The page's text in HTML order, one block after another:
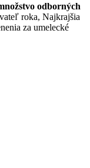
odborných
roka, Najkrajšia
za umelecké